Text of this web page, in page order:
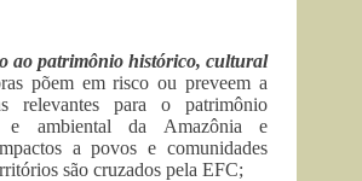
ao patrimônio histórico, cultural
põem em risco ou preveem a
relevantes para o patrimônio
e ambiental da Amazônia e
a povos e comunidades
são cruzados pela EFC;